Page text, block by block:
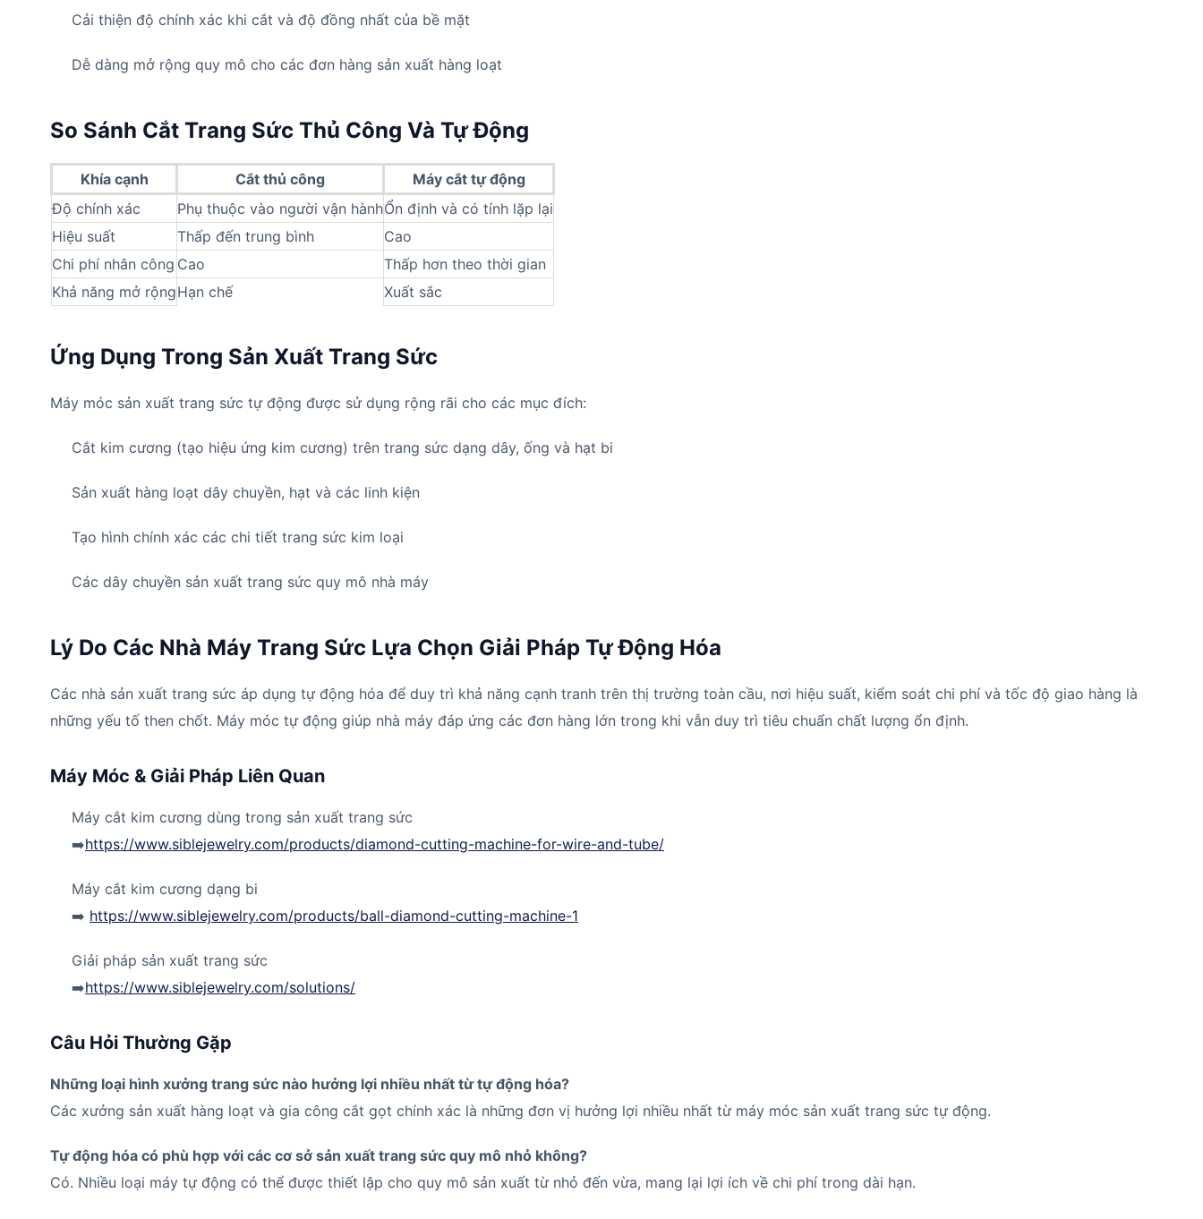
Cải thiện độ chính xác khi cắt và độ đồng nhất của bề mặt
Dễ dàng mở rộng quy mô cho các đơn hàng sản xuất hàng loạt
So Sánh Cắt Trang Sức Thủ Công Và Tự Động
Khía cạnh Cắt thủ công
Máy cắt tự động
Độ chính xác
Phụ thuộc vào người vận hànhỔn định và có tính lặp lại
Hiệu suất
Thấp đến trung bình
Cao
Chi phí nhân công Cao
Thấp hơn theo thời gian
Khả năng mở rộngHạn chế Xuất sắc
Ứng Dụng Trong Sản Xuất Trang Sức
Máy móc sản xuất trang sức tự động được sử dụng rộng rãi cho các mục đích:
Cắt kim cương (tạo hiệu ứng kim cương) trên trang sức dạng dây, ống và hạt bi
Sản xuất hàng loạt dây chuyền, hạt và các linh kiện
Tạo hình chính xác các chi tiết trang sức kim loại
Các dây chuyền sản xuất trang sức quy mô nhà máy
Lý Do Các Nhà Máy Trang Sức Lựa Chọn Giải Pháp Tự Động Hóa
Các nhà sản xuất trang sức áp dụng tự động hóa để duy trì khả năng cạnh tranh trên thị trường toàn cầu, nơi hiệu suất, kiểm soát chi phí và tốc độ giao hàng là
những yếu tố then chốt. Máy móc tự động giúp nhà máy đáp ứng các đơn hàng lớn trong khi vẫn duy trì tiêu chuẩn chất lượng ổn định.
Máy Móc & Giải Pháp Liên Quan
Máy cắt kim cương dùng trong sản xuất trang sức
➡️https://www.siblejewelry.com/products/diamond-cutting-machine-for-wire-and-tube/
Máy cắt kim cương dạng bi
➡️ https://www.siblejewelry.com/products/ball-diamond-cutting-machine-1
Giải pháp sản xuất trang sức
➡️https://www.siblejewelry.com/solutions/
Câu Hỏi Thường Gặp
Những loại hình xưởng trang sức nào hưởng lợi nhiều nhất từ tự động hóa?
Các xưởng sản xuất hàng loạt và gia công cắt gọt chính xác là những đơn vị hưởng lợi nhiều nhất từ máy móc sản xuất trang sức tự động.
Tự động hóa có phù hợp với các cơ sở sản xuất trang sức quy mô nhỏ không?
Có. Nhiều loại máy tự động có thể được thiết lập cho quy mô sản xuất từ nhỏ đến vừa, mang lại lợi ích về chi phí trong dài hạn.